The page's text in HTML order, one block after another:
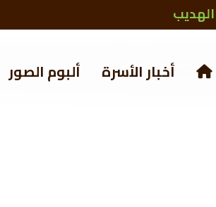
أخبار الأسرة ألبوم الصور